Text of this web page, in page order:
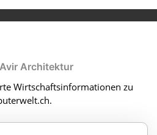
Avir Architektur
Wirtschaftsinformationen zu